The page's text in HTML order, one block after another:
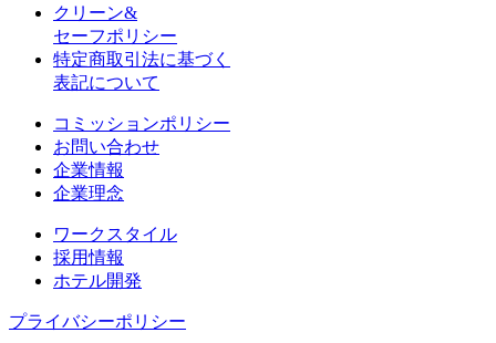
クリーン&
セーフポリシー
特定商取引法に基づく
表記について
コミッションポリシー
お問い合わせ
企業情報
企業理念
ワークスタイル
採用情報
ホテル開発
プライバシーポリシー